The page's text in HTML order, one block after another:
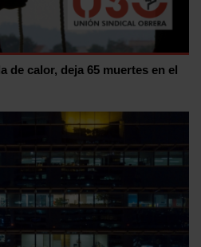
de calor, deja 65 muertes en el